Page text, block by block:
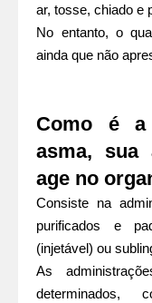
ar, tosse, chiado e
No entanto, o
ainda que não
Como é a
asma, sua
age no
Consiste na
purificados e
(injetável) ou
As
determinados,